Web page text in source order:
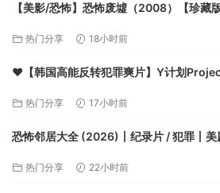
【美影/恐怖】恐怖废墟（2008）【珍藏
热门分享 18小时前
❤️【韩国高能反转犯罪爽片】Y计划
热门分享 17小时前
恐怖邻居大全 (2026)丨纪录片 / 犯罪丨美
热门分享 22小时前